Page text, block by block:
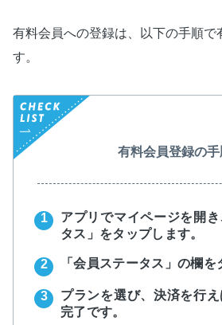
有料会員への登録は、以下の手順で
す。
有料会員登録の手
アプリでマイページを開
タス」をタップします。
「会員ステータス」の欄を
プランを選び、決済を行
完了です。